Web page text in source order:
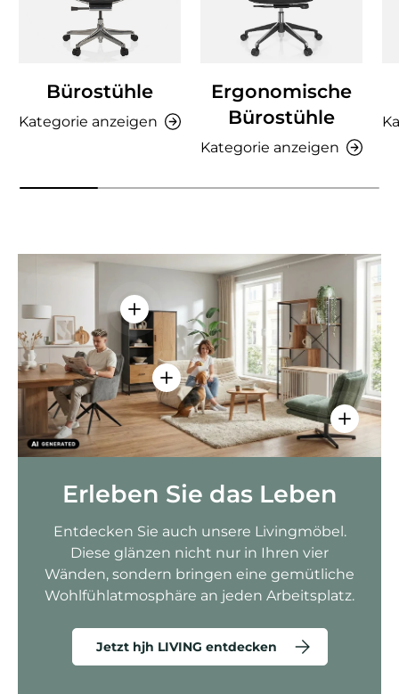
Bürostühle
Kategorie anzeigen
Ergonomische
Bürostühle
Kategorie anzeigen
Einzelheiten anzeigen - AMIO H -
Einzelheiten anzeigen - Sitzolo 2
Erleben Sie das Leben
Entdecken Sie auch unsere Livingmöbel.
Diese glänzen nicht nur in Ihren vier
Wänden, sondern bringen eine gemütliche
Wohlfühlatmosphäre an jeden Arbeitsplatz.
Jetzt hjh LIVING entdecken